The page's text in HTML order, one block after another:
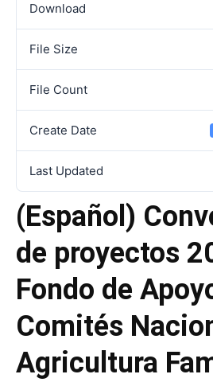
Download
File Size
File Count
Create Date
Last Updated
(Español)
de proyectos
Fondo de
Comités
Agricultura